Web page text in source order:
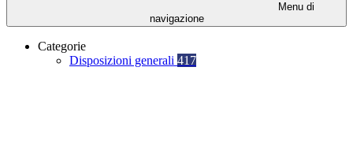
Menu di
navigazione
Categorie
Disposizioni generali 417